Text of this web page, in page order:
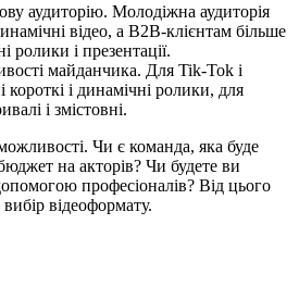
аудиторію. Молодіжна аудиторія
відео, а B2B-клієнтам більше
ролики і презентації.
майданчика. Для Tik-Tok і
короткі і динамічні ролики, для
і змістовні.
Чи є команда, яка буде
на акторів? Чи будете ви
професіоналів? Від цього
відеоформату.